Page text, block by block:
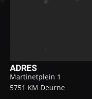
ADRES
Martinetplein 1
5751 KM Deurne